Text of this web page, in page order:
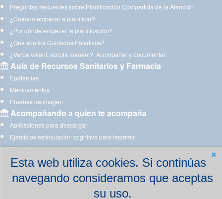
Esta web utiliza cookies. Si continúas
navegando consideramos que aceptas
su uso.
Preguntas frecuentes sobre Planificación Compartida de la Atención
¿Cuándo empezar a planificar?
¿Por dónde empezar la planificación?
¿Qué son los Cuidados Paliativos?
¿Verba volant, scripta manent?. Acompañar y documentar.
Aula de Recursos Sanitarios y Farmacia
Epidemias
Medicamentos
Pruebas de imagen
Acompañando a quien te acompaña
Aplicaciones para descargar
Ejercicios estimulación cognitiva para imprimir
Ejercicios y juegos de estimulación on line